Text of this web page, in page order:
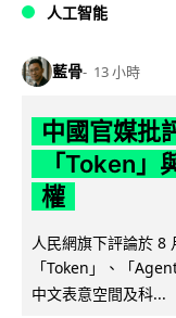
人工智能
藍骨 13 小時
中國官媒批
「Token」
權
人民網旗下評論於 8
「Token」、「
中文表意空間及科...